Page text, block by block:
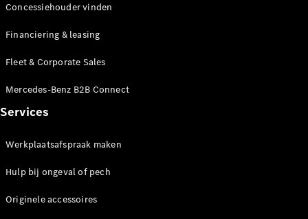
Hatchbacks
A-Klasse
B-Klasse
Configurator
Benz Online
Concessiehouder vinden
Financiering & leasing
Fleet & Corporate Sales
Mercedes-Benz B2B Connect
Services
Werkplaatsafspraak maken
Hulp bij ongeval of pech
Originele accessoires